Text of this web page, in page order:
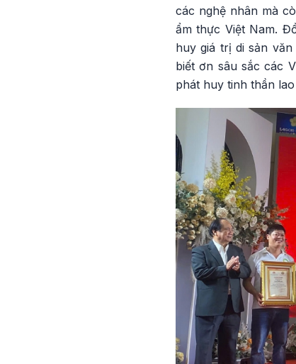
các nghệ nhân mà
ẩm thực Việt Nam.
huy giá trị di sản
biết ơn sâu sắc các
phát huy tinh thần